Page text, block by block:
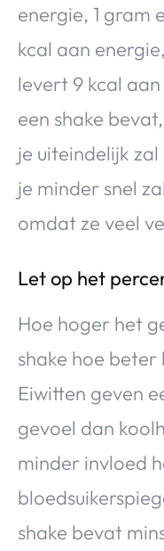
energie, 1 gram
kcal aan
levert 9 kcal
een shake
je uiteindelijk
je minder snel
omdat ze veel
Let op het
Hoe hoger het
shake hoe
Eiwitten geven
gevoel dan
minder invloed
shake bevat